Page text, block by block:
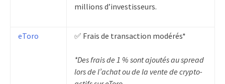
millions d’investisseurs.
eToro ✅ Frais de transaction modérés*
*Des frais de 1 % sont ajoutés au spread
lors de l’achat ou de la vente de crypto-